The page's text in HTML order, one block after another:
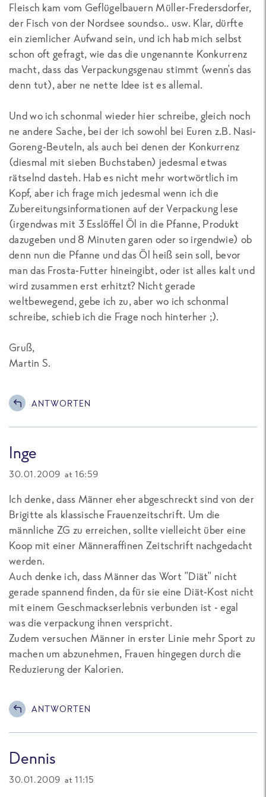
Fleisch kam vom Geflügelbauern Müller-Fredersdorfer,
der Fisch von der Nordsee soundso.. usw. Klar, dürfte
ein ziemlicher Aufwand sein, und ich hab mich selbst
schon oft gefragt, wie das die ungenannte Konkurrenz
macht, dass das Verpackungsgenau stimmt (wenn's das
denn tut), aber ne nette Idee ist es allemal.
Und wo ich schonmal wieder hier schreibe, gleich noch
ne andere Sache, bei der ich sowohl bei Euren z.B. Nasi-
Goreng-Beuteln, als auch bei denen der Konkurrenz
(diesmal mit sieben Buchstaben) jedesmal etwas
rätselnd dasteh. Hab es nicht mehr wortwörtlich im
Kopf, aber ich frage mich jedesmal wenn ich die
Zubereitungsinformationen auf der Verpackung lese
(irgendwas mit 3 Esslöffel Öl in die Pfanne, Produkt
dazugeben und 8 Minuten garen oder so irgendwie) ob
denn nun die Pfanne und das Öl heiß sein soll, bevor
man das Frosta-Futter hineingibt, oder ist alles kalt und
wird zusammen erst erhitzt? Nicht gerade
weltbewegend, gebe ich zu, aber wo ich schonmal
schreibe, schieb ich die Frage noch hinterher ;).
Gruß,
Martin S.
ANTWORTEN
Inge
30.01.2009 at 16:59
Ich denke, dass Männer eher abgeschreckt sind von der
Brigitte als klassische Frauenzeitschrift. Um die
männliche ZG zu erreichen, sollte vielleicht über eine
Koop mit einer Männeraffinen Zeitschrift nachgedacht
werden.
Auch denke ich, dass Männer das Wort "Diät" nicht
gerade spannend finden, da für sie eine Diät-Kost nicht
mit einem Geschmackserlebnis verbunden ist - egal
was die verpackung ihnen verspricht.
Zudem versuchen Männer in erster Linie mehr Sport zu
machen um abzunehmen, Frauen hingegen durch die
Reduzierung der Kalorien.
ANTWORTEN
Dennis
30.01.2009 at 11:15